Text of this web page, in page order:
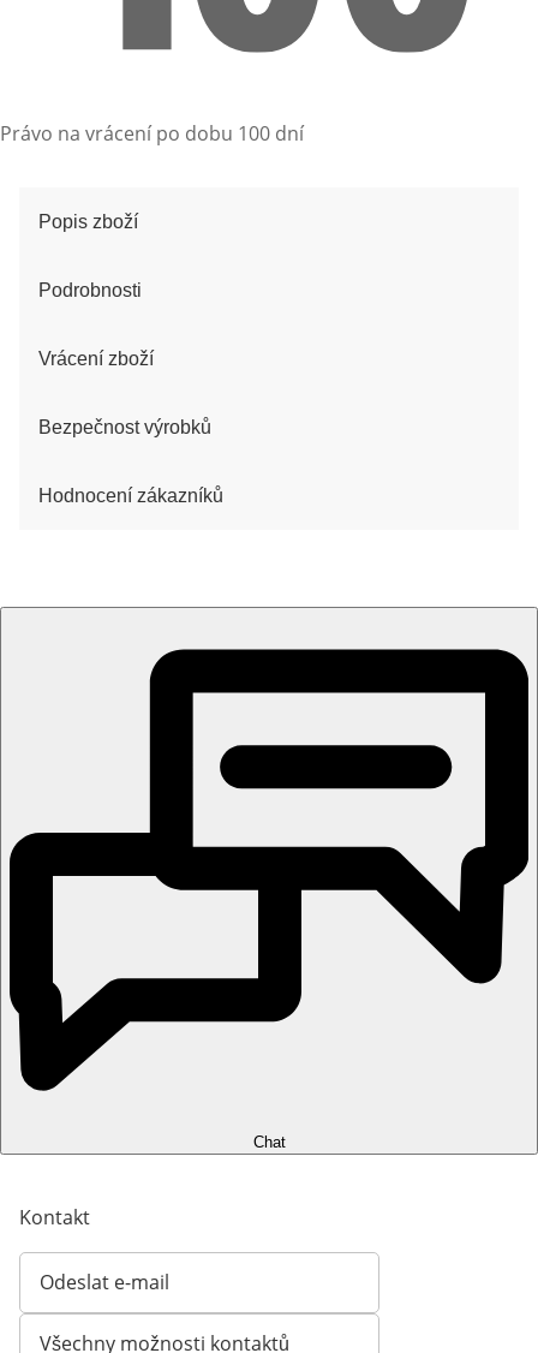
Právo na vrácení po dobu 100 dní
Popis zboží
Podrobnosti
Vrácení zboží
Bezpečnost výrobků
Hodnocení zákazníků
Chat
Kontakt
Odeslat e-mail
Otevírá e-mailového klienta
Všechny možnosti kontaktů